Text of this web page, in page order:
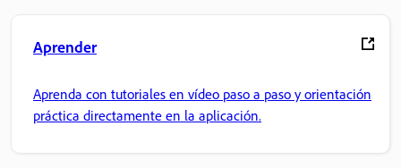
Aprender
Aprenda con tutoriales en vídeo paso a paso y orientación
práctica directamente en la aplicación.